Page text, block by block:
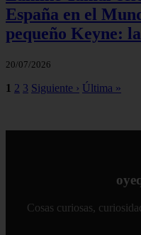
España en el
pequeño Keyne:
20/07/2026
1 2 3 Siguiente › Última »
Cosas curiosas,